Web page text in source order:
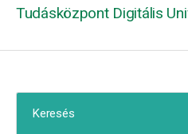
Tudásközpont Digitális
Keresés